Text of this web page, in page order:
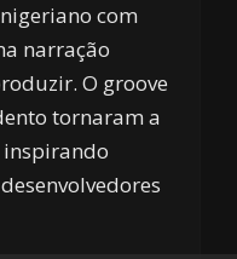
com
narração
O groove
tornaram a